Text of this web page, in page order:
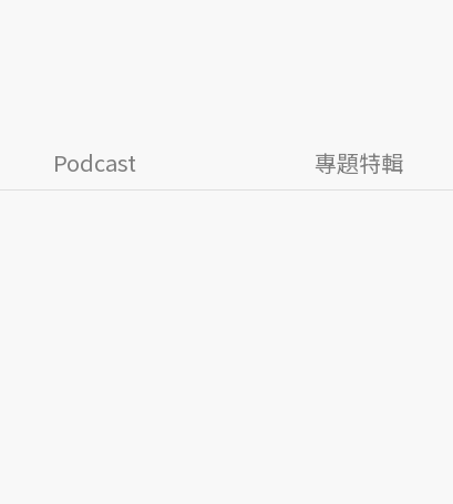
Podcast 專題特輯